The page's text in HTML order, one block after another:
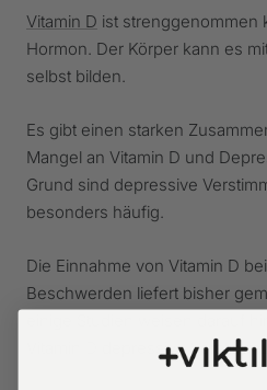
Vitamin D ist strenggenommen
Hormon. Der Körper kann es
selbst bilden.
Es gibt einen starken
Mangel an Vitamin D und
Grund sind depressive
besonders häufig.
Die Einnahme von Vitamin D
Beschwerden liefert bisher
einige Studien weisen darauf
Vitamin D depressive